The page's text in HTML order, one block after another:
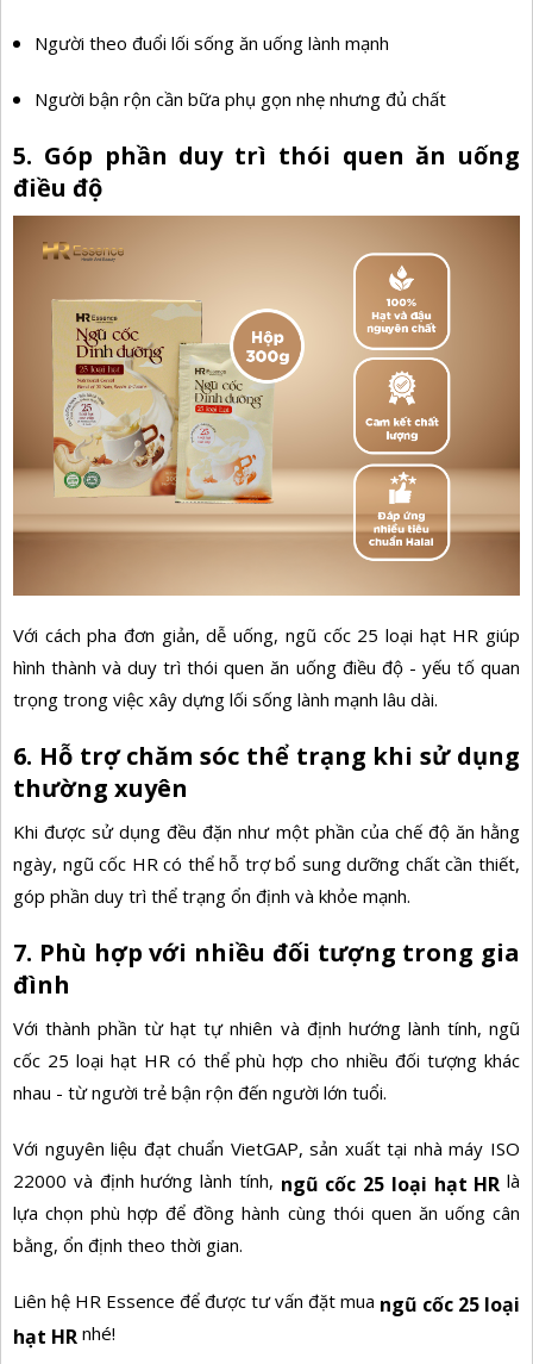
Người theo đuổi lối sống ăn uống lành mạnh
Người bận rộn cần bữa phụ gọn nhẹ nhưng đủ chất
5. Góp phần duy trì thói quen ăn uống
điều độ
Với cách pha đơn giản, dễ uống, ngũ cốc 25 loại hạt HR giúp
hình thành và duy trì thói quen ăn uống điều độ - yếu tố quan
trọng trong việc xây dựng lối sống lành mạnh lâu dài.
6. Hỗ trợ chăm sóc thể trạng khi sử dụng
thường xuyên
Khi được sử dụng đều đặn như một phần của chế độ ăn hằng
ngày, ngũ cốc HR có thể hỗ trợ bổ sung dưỡng chất cần thiết,
góp phần duy trì thể trạng ổn định và khỏe mạnh.
7. Phù hợp với nhiều đối tượng trong gia
đình
Với thành phần từ hạt tự nhiên và định hướng lành tính, ngũ
cốc 25 loại hạt HR có thể phù hợp cho nhiều đối tượng khác
nhau - từ người trẻ bận rộn đến người lớn tuổi.
Với nguyên liệu đạt chuẩn VietGAP, sản xuất tại nhà máy ISO
22000 và định hướng lành tính, ngũ cốc 25 loại hạt HR là
lựa chọn phù hợp để đồng hành cùng thói quen ăn uống cân
bằng, ổn định theo thời gian.
Liên hệ HR Essence để được tư vấn đặt mua ngũ cốc 25 loại
hạt HR nhé!